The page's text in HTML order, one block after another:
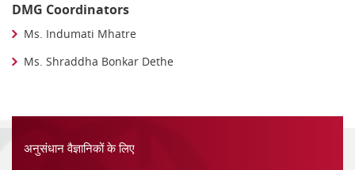
DMG Coordinators
Ms. Indumati Mhatre
Ms. Shraddha Bonkar Dethe
अनुसंधान वैज्ञानिकों के लिए